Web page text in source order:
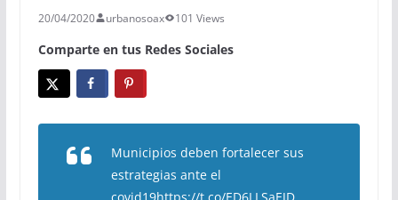
20/04/2020 urbanosoax 101 Views
Comparte en tus Redes Sociales
Municipios deben fortalecer sus
estrategias ante el